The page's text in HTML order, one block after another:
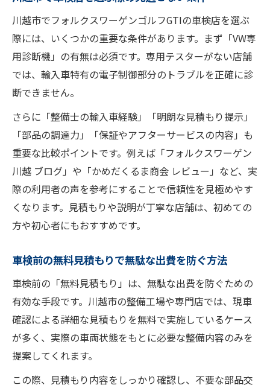
川越市でフォルクスワーゲンゴルフGTIの車検店を選ぶ
際には、いくつかの重要な条件があります。まず「VW専
用診断機」の有無は必須です。専用テスターがない店舗
では、輸入車特有の電子制御部分のトラブルを正確に診
断できません。
さらに「整備士の輸入車経験」「明朗な見積もり提示」
「部品の調達力」「保証やアフターサービスの内容」も
重要な比較ポイントです。例えば「フォルクスワーゲン
川越 ブログ」や「かめだくるま商会 レビュー」など、実
際の利用者の声を参考にすることで信頼性を見極めやす
くなります。見積もりや説明が丁寧な店舗は、初めての
方や初心者にもおすすめです。
車検前の無料見積もりで無駄な出費を防ぐ方法
車検前の「無料見積もり」は、無駄な出費を防ぐための
有効な手段です。川越市の整備工場や専門店では、現車
確認による詳細な見積もりを無料で実施しているケース
が多く、実際の車両状態をもとに必要な整備内容のみを
提案してくれます。
この際、見積もり内容をしっかり確認し、不要な部品交